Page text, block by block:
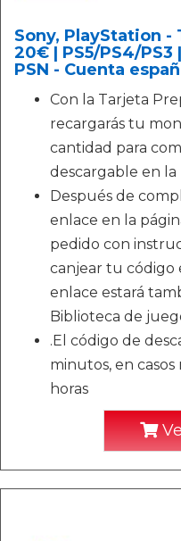
Sony, PlayStation -
20€ | PS5/PS4/
PSN - Cuenta
Con la Tarjeta
recargarás tu
cantidad para
descargable en la
Después de
enlace en la
pedido con
canjear tu código
enlace estará
Biblioteca de
.El código de
minutos, en
horas